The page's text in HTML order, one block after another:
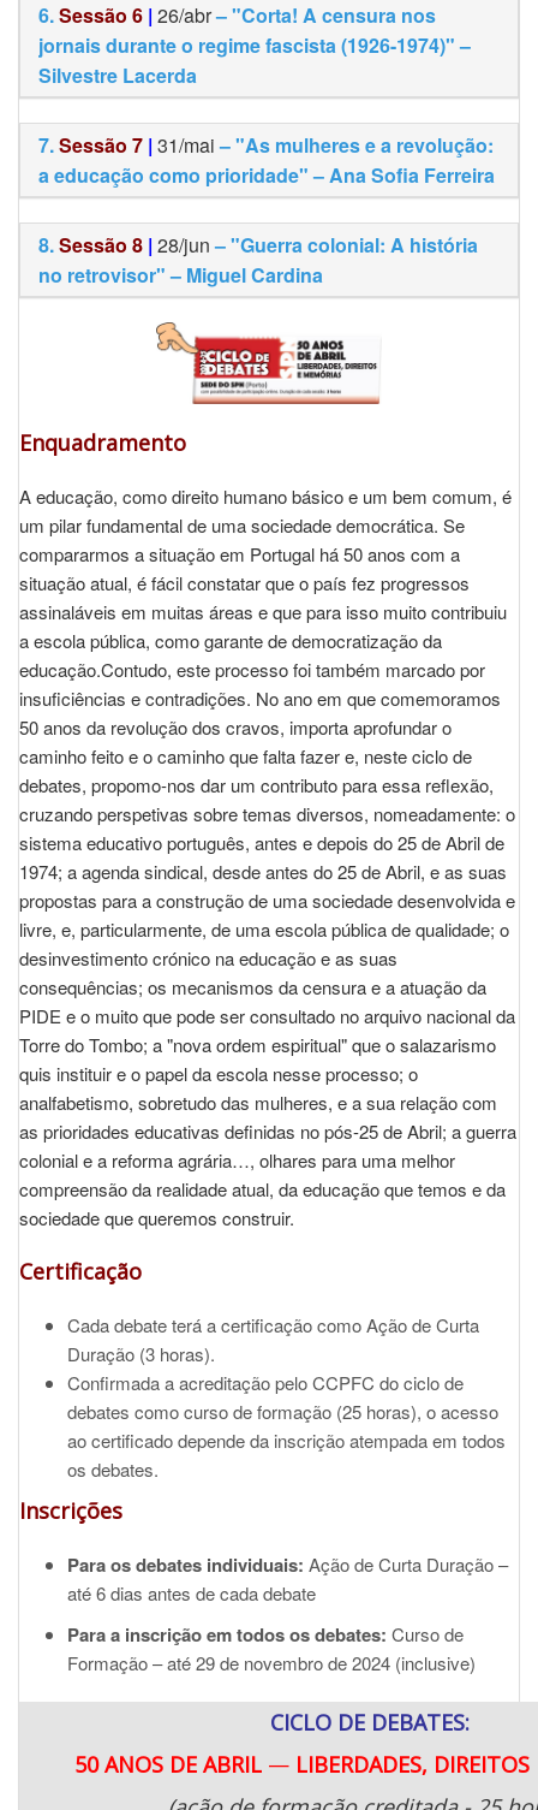
6.Sessão 6 | 26/abr– "Corta! A censura nos
jornais durante o regime fascista (1926-1974)" –
Silvestre Lacerda
7.Sessão 7 | 31/mai– "As mulheres e a revolução:
a educação como prioridade" – Ana Sofia Ferreira
8.Sessão 8 | 28/jun– "Guerra colonial: A história
no retrovisor" – Miguel Cardina
Enquadramento
A educação, como direito humano básico e um bem comum, é
um pilar fundamental de uma sociedade democrática. Se
compararmos a situação em Portugal há 50 anos com a
situação atual, é fácil constatar que o país fez progressos
assinaláveis em muitas áreas e que para isso muito contribuiu
a escola pública, como garante de democratização da
educação.Contudo, este processo foi também marcado por
insuficiências e contradições. No ano em que comemoramos
50 anos da revolução dos cravos, importa aprofundar o
caminho feito e o caminho que falta fazer e, neste ciclo de
debates, propomo-nos dar um contributo para essa reflexão,
cruzando perspetivas sobre temas diversos, nomeadamente: o
sistema educativo português, antes e depois do 25 de Abril de
1974; a agenda sindical, desde antes do 25 de Abril, e as suas
propostas para a construção de uma sociedade desenvolvida e
livre, e, particularmente, de uma escola pública de qualidade; o
desinvestimento crónico na educação e as suas
consequências; os mecanismos da censura e a atuação da
PIDE e o muito que pode ser consultado no arquivo nacional da
Torre do Tombo; a "nova ordem espiritual" que o salazarismo
quis instituir e o papel da escola nesse processo; o
analfabetismo, sobretudo das mulheres, e a sua relação com
as prioridades educativas definidas no pós-25 de Abril; a guerra
colonial e a reforma agrária…, olhares para uma melhor
compreensão da realidade atual, da educação que temos e da
sociedade que queremos construir.
Certificação
Cada debate terá a certificação como Ação de Curta
Duração (3 horas).
Confirmada a acreditação pelo CCPFC do ciclo de
debates como curso de formação (25 horas), o acesso
ao certificado depende da inscrição atempada em todos
os debates.
Inscrições
Para os debates individuais: Ação de Curta Duração –
até 6 dias antes de cada debate
Para a inscrição em todos os debates: Curso de
Formação – até 29 de novembro de 2024 (inclusive)
CICLO DE DEBATES:
50ANOS DE ABRIL — LIBERDADES,